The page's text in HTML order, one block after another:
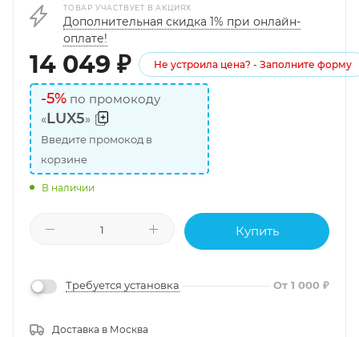
ТОВАР УЧАСТВУЕТ В АКЦИЯХ
Дополнительная скидка 1% при онлайн-
оплате!
14 049 ₽ Не устроила цена? - Заполните форму
-5% по промокоду
«LUX5»
Введите промокод в
корзине
В наличии
Купить
Требуется установка От 1 000 ₽
Доставка в Москва